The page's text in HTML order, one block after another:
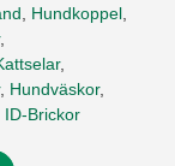
, Hundkoppel,
,
,
, Hundväskor,
ID-Brickor